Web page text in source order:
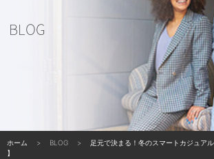
BLOG
ホーム BLOG
足元で決まる！冬のスマートカジュア
】